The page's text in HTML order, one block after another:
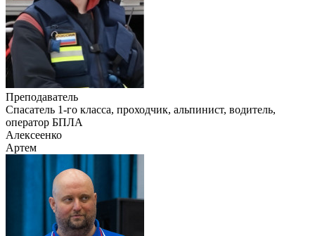
Преподаватель
Cпасатель 1-го класса, проходчик, альпинист, водитель,
оператор БПЛА
Алексеенко
Артем